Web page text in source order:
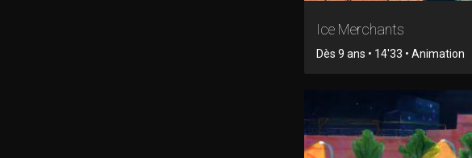
Ice Merchants
Dès 9 ans • 14'33 • Animation